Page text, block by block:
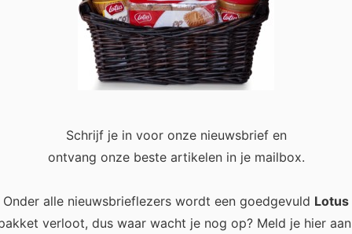
0
van een studio of kamer kan dat een flinke puzzel zijn. Door
het inrichten van deze plekjes veel creativiteit. Want
Schrijf je in voor onze nieuwsbrief en
ontvang onze beste artikelen in je mailbox.
Onder alle nieuwsbrieflezers wordt een goedgevuld Lotus
verloot, dus waar wacht je nog op? Meld je hier